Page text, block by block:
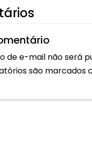
de e-mail não será
são marcados